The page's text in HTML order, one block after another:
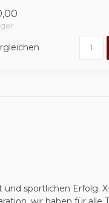
sportlichen